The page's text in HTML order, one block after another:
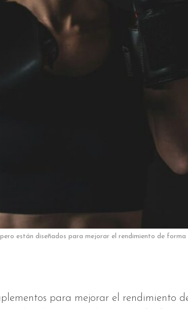
están diseñados para mejorar el rendimiento de
para mejorar el rendimiento